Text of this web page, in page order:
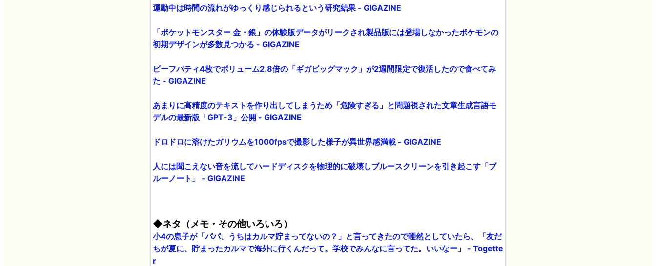
運動中は時間の流れがゆっくり感じられるという研究結果 - GIGAZINE
「ポケットモンスター 金・銀」の体験版データがリークされ製品版には登場しなかったポケモンの
初期デザインが多数見つかる - GIGAZINE
ビーフパティ4枚でボリューム2.8倍の「ギガビッグマック」が2週間限定で復活したので食べてみ
た - GIGAZINE
あまりに高精度のテキストを作り出してしまうため「危険すぎる」と問題視された文章生成言語モ
デルの最新版「GPT-3」公開 - GIGAZINE
ドロドロに溶けたガリウムを1000fpsで撮影した様子が異世界感満載 - GIGAZINE
人には聞こえない音を流してハードディスクを物理的に破壊しブルースクリーンを引き起こす「ブ
ルーノート」 - GIGAZINE
◆ネタ（メモ・その他いろいろ）
小4の息子が「パパ、うちはカルマ貯まってないの？」と言ってきたので唖然としていたら、「友だ
ちが夏に、貯まったカルマで海外に行くんだって。学校でみんなに言ってた。いいなー」 - Togette
r